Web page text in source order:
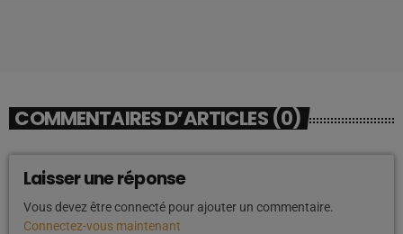
COMMENTAIRES D’ARTICLES (0)
Laisser une réponse
Vous devez être connecté pour ajouter un commentaire.
Connectez-vous maintenant